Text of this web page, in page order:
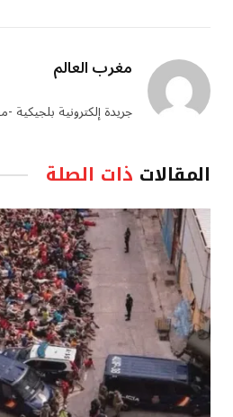
مغرب العالم
جريدة إلكترونية بلجيكية
المقالات ذات الصلة